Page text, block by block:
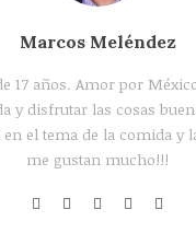
Marcos Meléndez
17 años. Amor por
y disfrutar las cosas
el tema de la comida y
me gustan mucho!!!